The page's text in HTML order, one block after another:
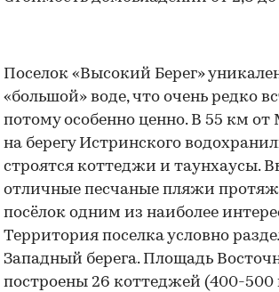
Поселок «Высокий Берег»
«большой» воде, что очень редко
потому особенно ценно. В 55 км
на берегу Истринского
строятся коттеджи и таунхаусы.
отличные песчаные пляжи
посёлок одним из наиболее
Территория поселка условно
Западный берега. Площадь
построены 26 коттеджей (400-500